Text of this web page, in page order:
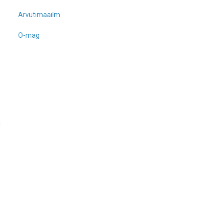
Arvutimaailm
O-mag